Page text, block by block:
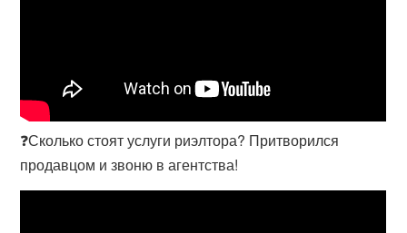
❓Сколько стоят услуги риэлтора? Притворился
продавцом и звоню в агентства!